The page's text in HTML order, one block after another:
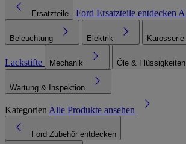
Ersatzteile Ford Ersatzteile entdecken
Beleuchtung Elektrik
Lackstifte Mechanik Öle & Flüssigkeiten
Wartung & Inspektion
Kategorien Alle Produkte ansehen
Ford Zubehör entdecken